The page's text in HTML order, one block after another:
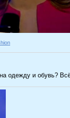
одежду и обувь?